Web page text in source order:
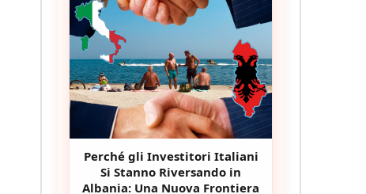
Perché gli Investitori Italiani
Si Stanno Riversando in
Albania: Una Nuova Frontiera